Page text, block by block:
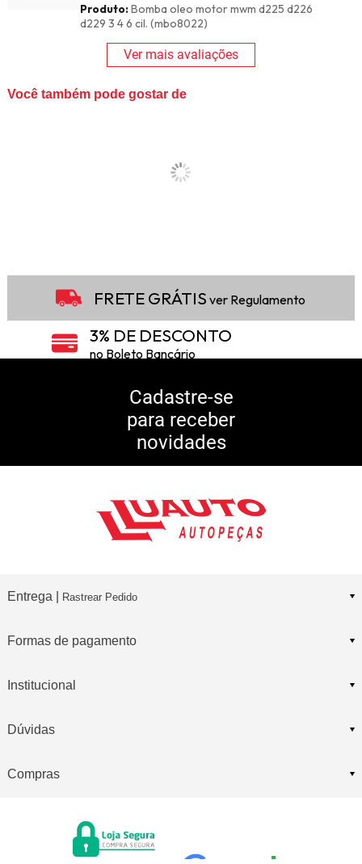
Produto:Bomba oleo motor mwm d225 d226
d229 3 4 6 cil. (mbo8022)
Ver mais avaliações
Você também pode gostar de
FRETE GRÁTIS ver Regulamento
3% DE DESCONTO
no Boleto Bancário
5% DE DESCONTO
10% DE CASHBACK
Consulte Regulamento
Cadastre-se
para receber
novidades
Entrega | Rastrear Pedido
Formas de pagamento
Institucional
Dúvidas
Compras